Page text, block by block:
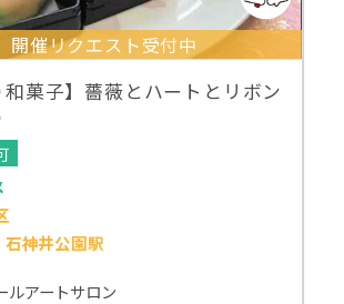
開催リクエスト受付中
和菓子】薔薇とハートとリボン
神井公園駅
ルアートサロン